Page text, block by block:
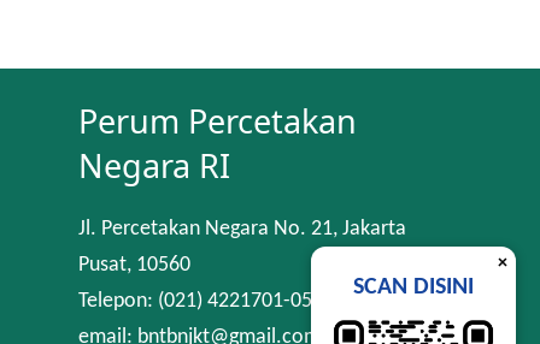
Perum Percetakan
Negara RI
Jl. Percetakan Negara No. 21, Jakarta
Pusat, 10560
Telepon: (021) 4221701-05
email: bntbnjkt@gmail.com
×
SCAN DISINI